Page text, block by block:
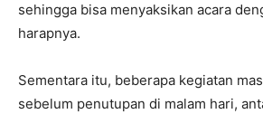
sehingga bisa menyaksikan acara
harapnya.
Sementara itu, beberapa kegiatan
sebelum penutupan di malam hari,